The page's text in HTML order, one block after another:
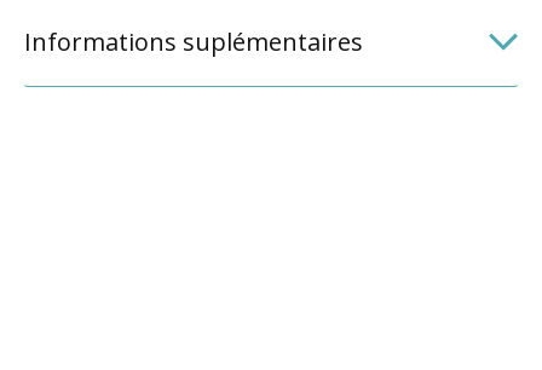
Informations suplémentaires